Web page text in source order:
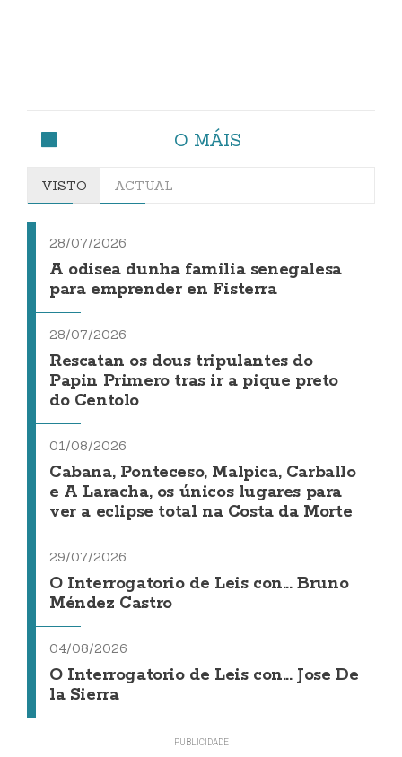
O MÁIS
VISTO ACTUAL
28/07/2026
A odisea dunha familia senegalesa
para emprender en Fisterra
28/07/2026
Rescatan os dous tripulantes do
Papin Primero tras ir a pique preto
do Centolo
01/08/2026
Cabana, Ponteceso, Malpica, Carballo
e A Laracha, os únicos lugares para
ver a eclipse total na Costa da Morte
29/07/2026
O Interrogatorio de Leis con... Bruno
Méndez Castro
04/08/2026
O Interrogatorio de Leis con... Jose De
la Sierra